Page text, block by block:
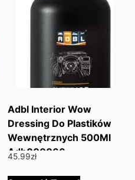
Adbl Interior Wow
Dressing Do Plastików
Wewnętrznych 500Ml
Adb000066
45.99zł